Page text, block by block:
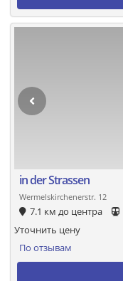
in der Strassen
Wermelskirchenerstr. 12
7.1 км до центра
По отзывам
Уточнить цену